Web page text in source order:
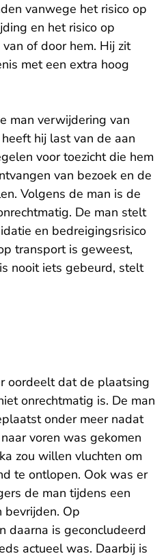
vanwege het risico op
en het risico op
of door hem. Hij zit
met een extra hoog
man verwijdering van
hij last van de aan
voor toezicht die hem
van bezoek en de
Volgens de man is de
De man stelt
en bedreigingsrisico
transport is geweest,
nooit iets gebeurd, stelt
oordeelt dat de plaatsing
onrechtmatig is. De man
onder meer nadat
voren was gekomen
zou willen vluchten om
te ontlopen. Ook was er
de man tijdens een
Op
daarna is geconcludeerd
actueel was. Daarbij is